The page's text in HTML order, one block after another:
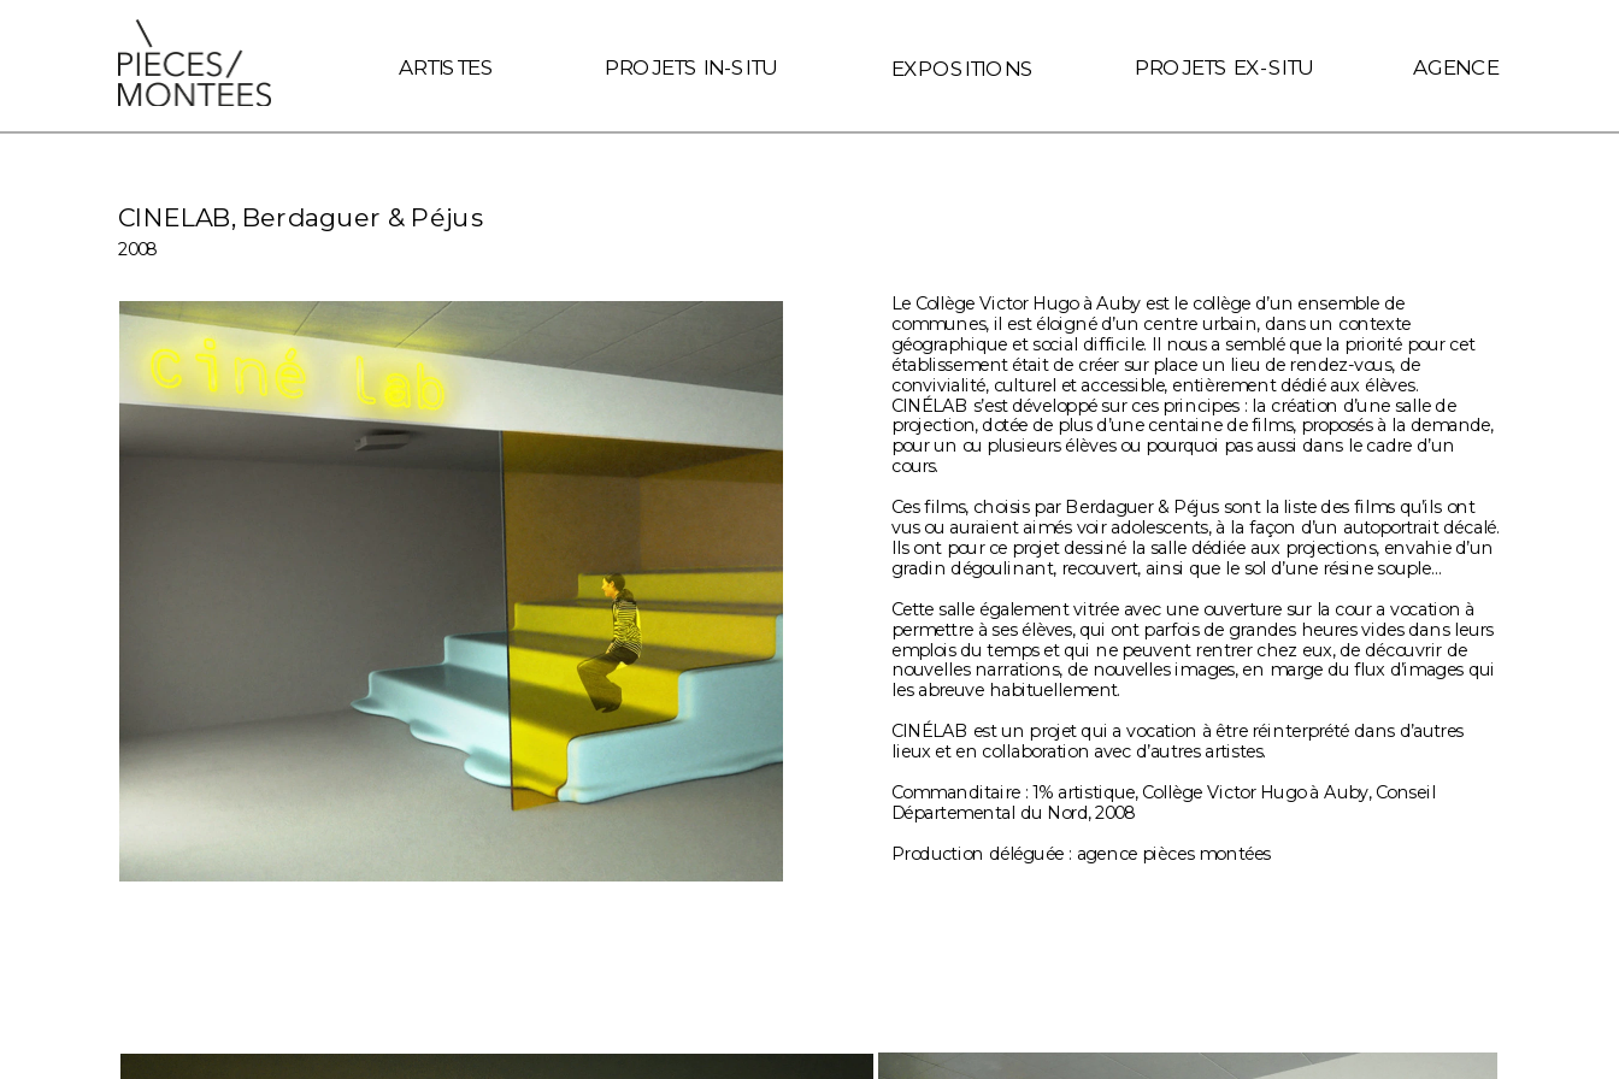
CINELAB, Berdaguer & Péjus
2008
Le Collège Victor Hugo à Auby est le collège d’un ensemble de
communes, il est éloigné d’un centre urbain, dans un contexte
géographique et social difficile. Il nous a semblé que la priorité pour cet
établissement était de créer sur place un lieu de rendez-vous, de
convivialité, culturel et accessible, entièrement dédié aux élèves.
CINÉLAB s’est développé sur ces principes : la création d’une salle de
projection, dotée de plus d’une centaine de films, proposés à la demande,
pour un ou plusieurs élèves ou pourquoi pas aussi dans le cadre d’un
cours.
Ces films, choisis par Berdaguer & Péjus sont la liste des films qu’ils ont
vus ou auraient aimés voir adolescents, à la façon d’un autoportrait décalé.
Ils ont pour ce projet dessiné la salle dédiée aux projections, envahie d’un
gradin dégoulinant, recouvert, ainsi que le sol d’une résine souple…
Cette salle également vitrée avec une ouverture sur la cour a vocation à
permettre à ses élèves, qui ont parfois de grandes heures vides dans leurs
emplois du temps et qui ne peuvent rentrer chez eux, de découvrir de
nouvelles narrations, de nouvelles images, en marge du flux d’images qui
les abreuve habituellement.
CINÉLAB est un projet qui a vocation à être réinterprété dans d’autres
lieux et en collaboration avec d’autres artistes.
Commanditaire : 1% artistique, Collège Victor Hugo à Auby, Conseil
Départemental du Nord, 2008
Production déléguée : agence pièces montées
ARTISTES PROJETS IN-SITU EXPOSITIONS PROJETS EX-SITU AGENCE